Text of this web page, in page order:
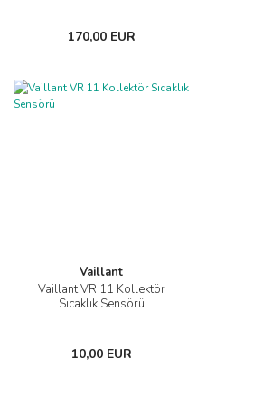
170,00 EUR
Vaillant
Vaillant VR 11 Kollektör
Sıcaklık Sensörü
10,00 EUR